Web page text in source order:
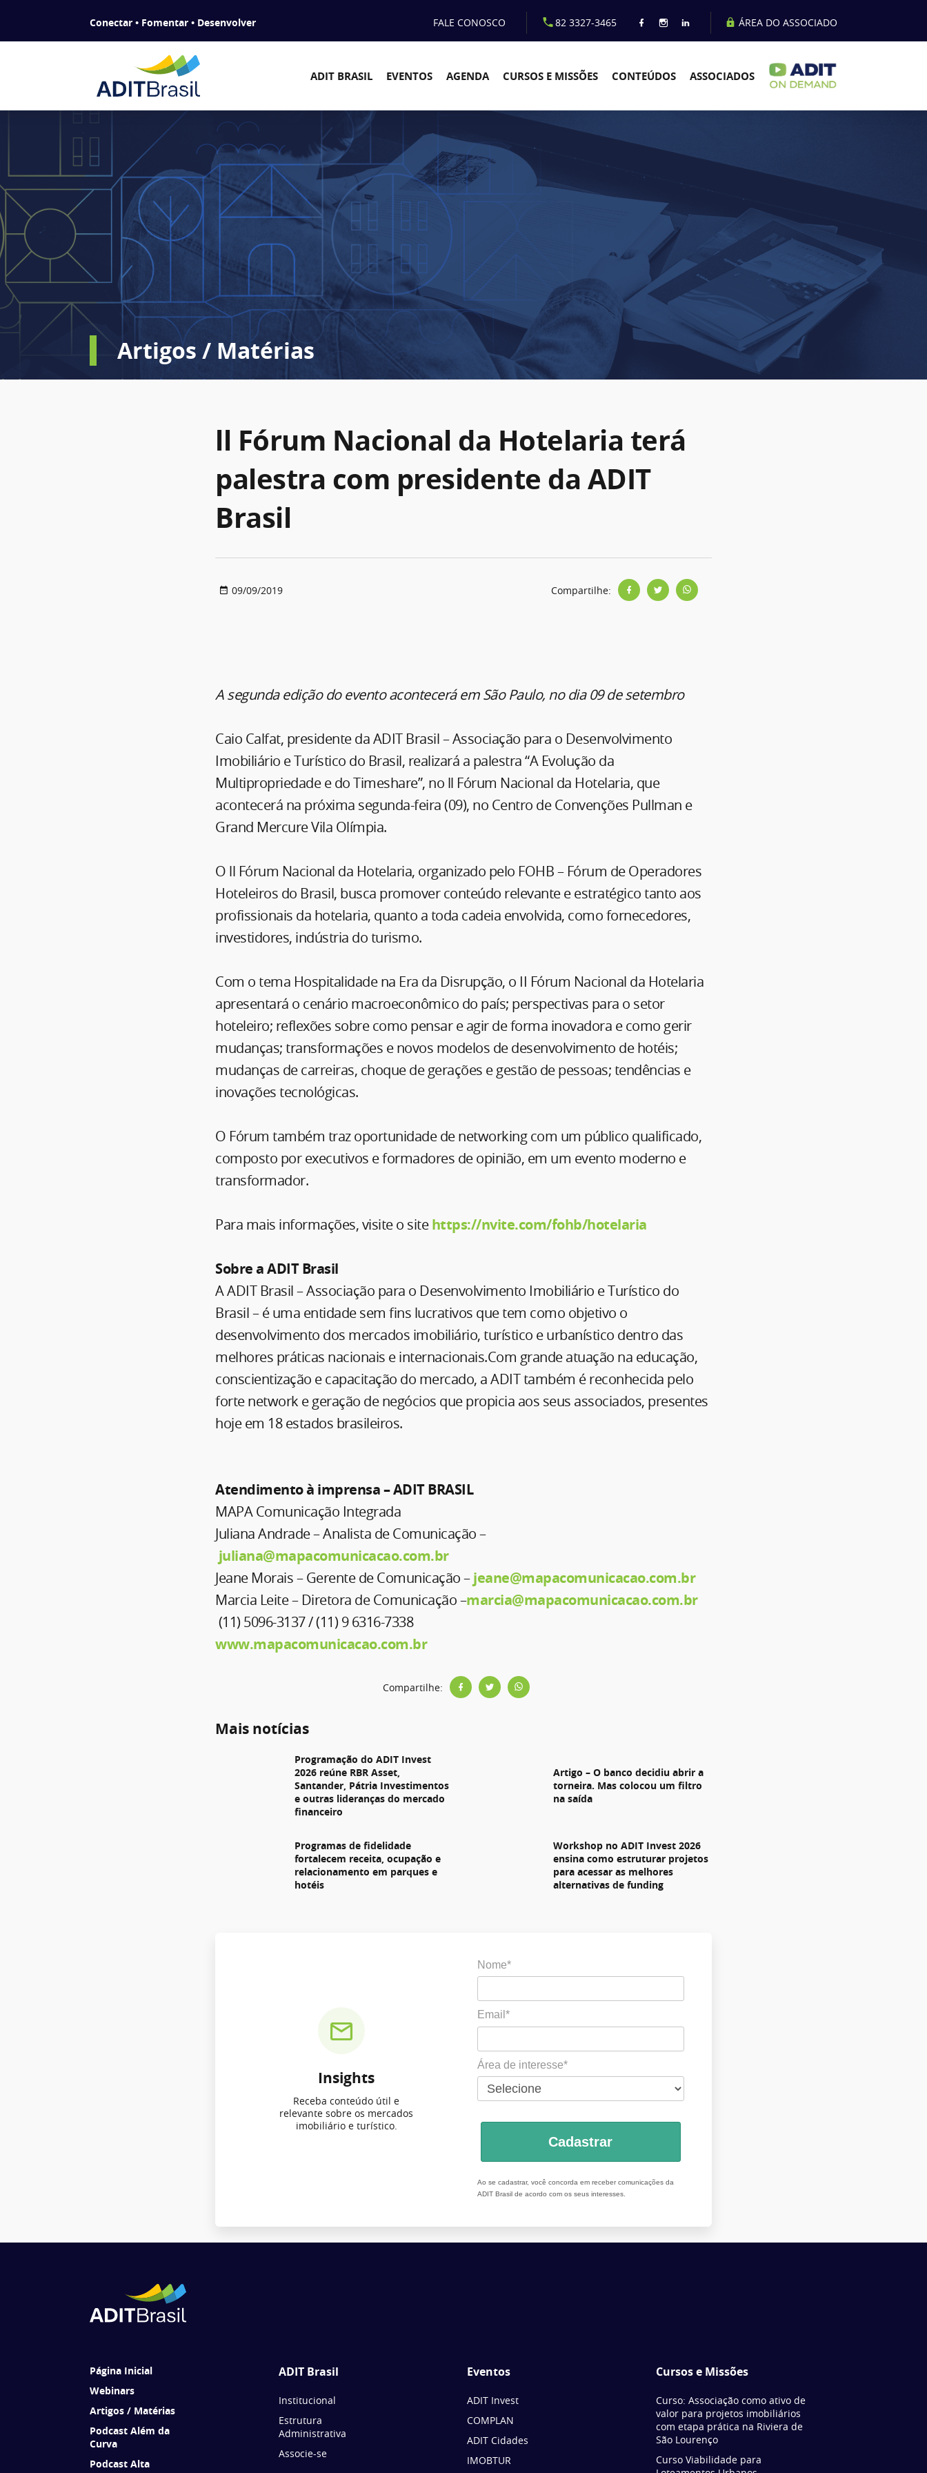
Conectar • Fomentar • Desenvolver FALE CONOSCO 82 3327-3465 ÁREA DO ASSOCIADO
ADIT BRASIL EVENTOS AGENDA CURSOS E MISSÕES CONTEÚDOS ASSOCIADOS
Artigos / Matérias
ll Fórum Nacional da Hotelaria terá
palestra com presidente da ADIT
Brasil
09/09/2019 Compartilhe:
A segunda edição do evento acontecerá em São Paulo, no dia 09 de setembro
Caio Calfat, presidente da ADIT Brasil – Associação para o Desenvolvimento
Imobiliário e Turístico do Brasil, realizará a palestra “A Evolução da
Multipropriedade e do Timeshare”, no ll Fórum Nacional da Hotelaria, que
acontecerá na próxima segunda-feira (09), no Centro de Convenções Pullman e
Grand Mercure Vila Olímpia.
O ll Fórum Nacional da Hotelaria, organizado pelo FOHB – Fórum de Operadores
Hoteleiros do Brasil, busca promover conteúdo relevante e estratégico tanto aos
profissionais da hotelaria, quanto a toda cadeia envolvida, como fornecedores,
investidores, indústria do turismo.
Com o tema Hospitalidade na Era da Disrupção, o II Fórum Nacional da Hotelaria
apresentará o cenário macroeconômico do país; perspectivas para o setor
hoteleiro; reflexões sobre como pensar e agir de forma inovadora e como gerir
mudanças; transformações e novos modelos de desenvolvimento de hotéis;
mudanças de carreiras, choque de gerações e gestão de pessoas; tendências e
inovações tecnológicas.
O Fórum também traz oportunidade de networking com um público qualificado,
composto por executivos e formadores de opinião, em um evento moderno e
transformador.
Para mais informações, visite o sitehttps://nvite.com/fohb/hotelaria
Sobre a ADIT Brasil
A ADIT Brasil – Associação para o Desenvolvimento Imobiliário e Turístico do
Brasil – é uma entidade sem fins lucrativos que tem como objetivo o
desenvolvimento dos mercados imobiliário, turístico e urbanístico dentro das
melhores práticas nacionais e internacionais.Com grande atuação na educação,
conscientização e capacitação do mercado, a ADIT também é reconhecida pelo
forte network e geração de negócios que propicia aos seus associados, presentes
hoje em 18 estados brasileiros.
Atendimento à imprensa – ADIT BRASIL
MAPA Comunicação Integrada
Juliana Andrade – Analista de Comunicação –
juliana@mapacomunicacao.com.br
Jeane Morais – Gerente de Comunicação –jeane@mapacomunicacao.com.br
Marcia Leite – Diretora de Comunicação –marcia@mapacomunicacao.com.br
(11) 5096-3137 / (11) 9 6316-7338
www.mapacomunicacao.com.br
Compartilhe:
Mais notícias
Programação do ADIT Invest
2026 reúne RBR Asset,
Santander, Pátria Investimentos
e outras lideranças do mercado
financeiro
Artigo – O banco decidiu abrir a
torneira. Mas colocou um filtro
na saída
Programas de fidelidade
fortalecem receita, ocupação e
relacionamento em parques e
hotéis
Workshop no ADIT Invest 2026
ensina como estruturar projetos
para acessar as melhores
alternativas de funding
Insights
Receba conteúdo útil e
relevante sobre os mercados
imobiliário e turístico.
Nome*
Email*
Área de interesse*
Cadastrar
Ao se cadastrar, você concorda em receber comunicações da
ADIT Brasil de acordo com os seus interesses.
Página Inicial
Webinars
Artigos / Matérias
Podcast Além da
Curva
Podcast Alta
ADIT Brasil
Institucional
Estrutura
Administrativa
Associe-se
Eventos
ADIT Invest
COMPLAN
ADIT Cidades
IMOBTUR
Cursos e Missões
Curso: Associação como ativo de
valor para projetos imobiliários
com etapa prática na Riviera de
São Lourenço
Curso Viabilidade para